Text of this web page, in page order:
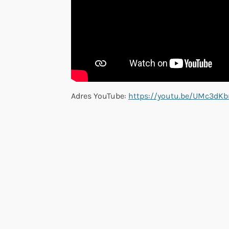
Adres YouTube: https://youtu.be/